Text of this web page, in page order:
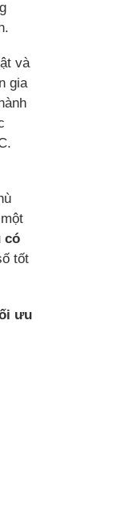
và
gia
có
tốt
ưu